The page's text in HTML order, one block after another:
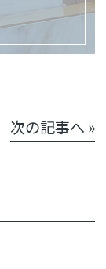
次の記事へ »